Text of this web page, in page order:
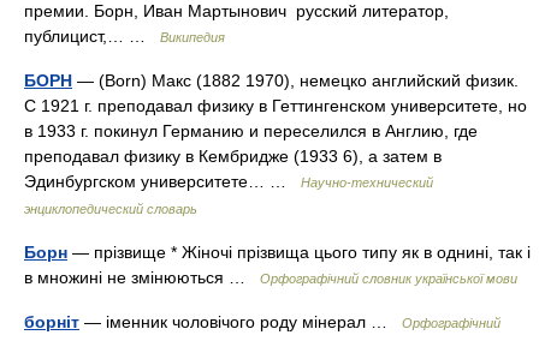
премии. Борн, Иван Мартынович русский литератор,
публицист,… …
Википедия
БОРН — (Born) Макс (1882 1970), немецко английский физик.
С 1921 г. преподавал физику в Геттингенском университете, но
в 1933 г. покинул Германию и переселился в Англию, где
преподавал физику в Кембридже (1933 6), а затем в
Эдинбургском университете… …
Научно-технический
энциклопедический словарь
Борн — прізвище * Жіночі прізвища цього типу як в однині, так і
в множині не змінюються …
Орфографічний словник української мови
борніт — іменник чоловічого роду мінерал …
Орфографічний